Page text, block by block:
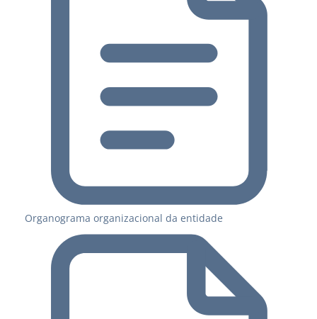
Organograma organizacional da entidade